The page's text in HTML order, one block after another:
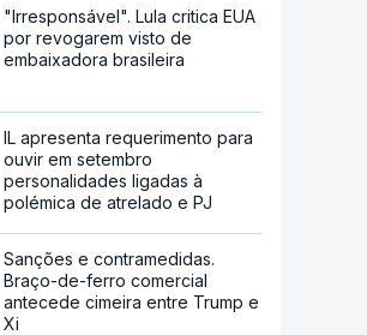
"Irresponsável". Lula critica EUA
por revogarem visto de
embaixadora brasileira
IL apresenta requerimento para
ouvir em setembro
personalidades ligadas à
polémica de atrelado e PJ
Sanções e contramedidas.
Braço-de-ferro comercial
antecede cimeira entre Trump e
Xi